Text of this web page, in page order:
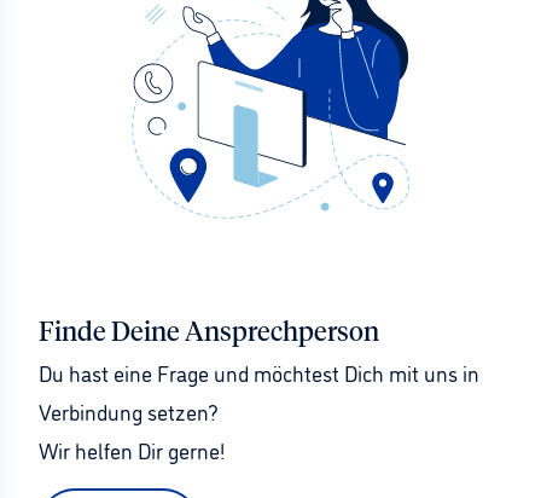
Finde Deine Ansprechperson
Du hast eine Frage und möchtest Dich mit uns in
Verbindung setzen?
Wir helfen Dir gerne!